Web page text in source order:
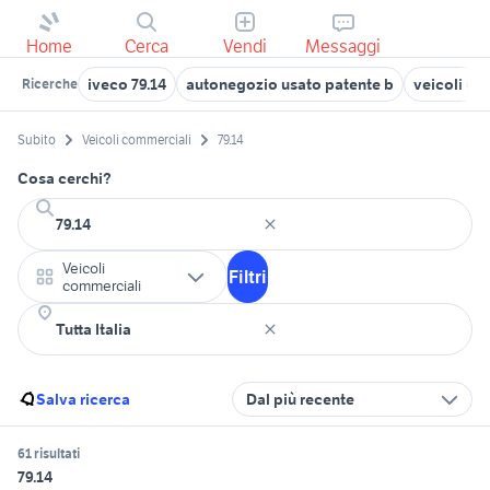
Home Cerca Vendi Messaggi
Ricerche iveco 79.14 autonegozio usato patente b veicoli
Subito Veicoli commerciali 79.14
Cosa cerchi?
Veicoli
commerciali
Filtri
Salva ricerca Dal più recente
61 risultati
79.14